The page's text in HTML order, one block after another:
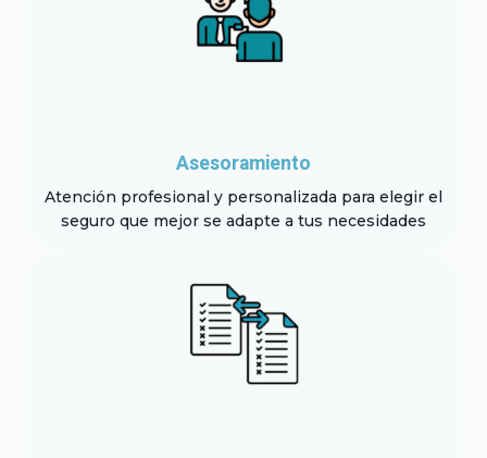
Asesoramiento
Atención profesional y personalizada para elegir el
seguro que mejor se adapte a tus necesidades